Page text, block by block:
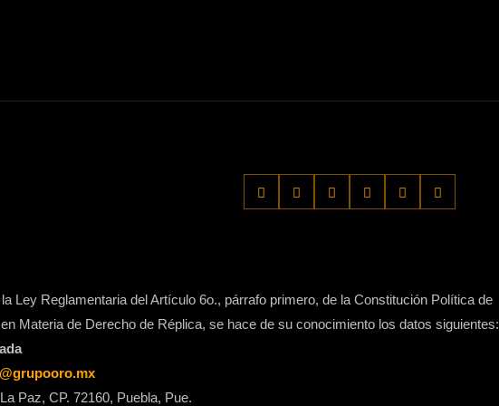
Ley Reglamentaria del Artículo 6o., párrafo primero, de la Constitución Política de
Materia de Derecho de Réplica, se hace de su conocimiento los datos siguientes:
Paz, CP. 72160, Puebla, Pue.